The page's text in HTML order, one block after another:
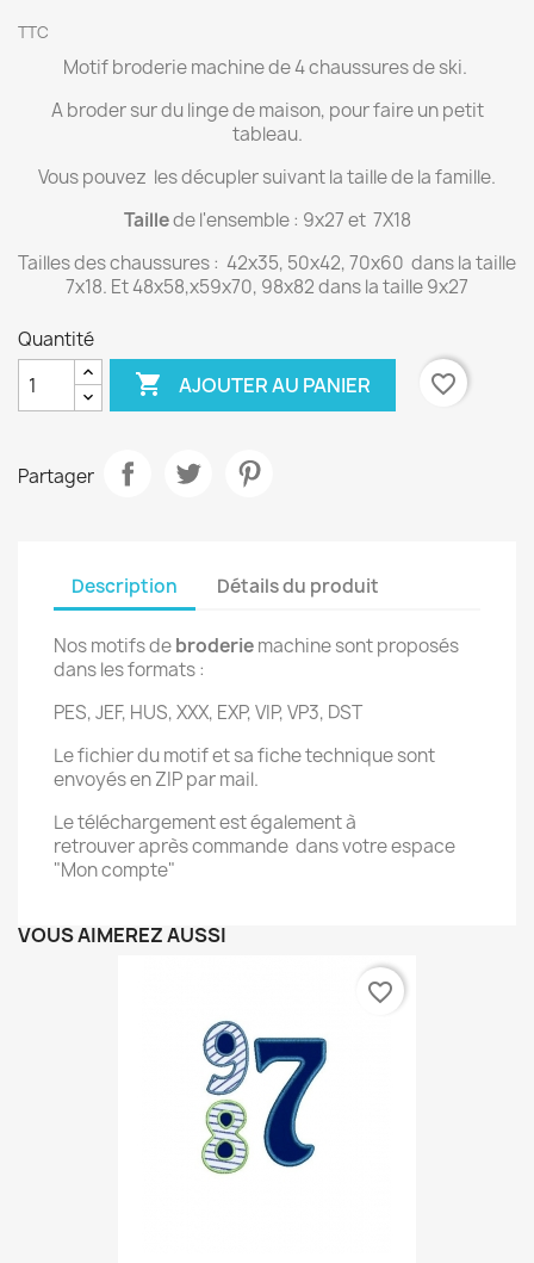
TTC
Motif broderie machine de 4 chaussures de ski.
A broder sur du linge de maison, pour faire un petit
tableau.
Vous pouvez les décupler suivant la taille de la famille.
Taillede l'ensemble : 9x27 et 7X18
Tailles des chaussures : 42x35, 50x42, 70x60 dans la taille
7x18. Et 48x58,x59x70, 98x82 dans la taille 9x27
Quantité
 AJOUTER AU PANIER favorite_border
Partager
Description Détails du produit
Nos motifs debroderiemachine sont proposés
dans les formats :
PES, JEF, HUS, XXX, EXP, VIP, VP3, DST
Le fichier du motif et sa fiche technique sont
envoyés en ZIP par mail.
Le téléchargement est également à
retrouver après commande dans votre espace
"Mon compte"
VOUS AIMEREZ AUSSI
favorite_border